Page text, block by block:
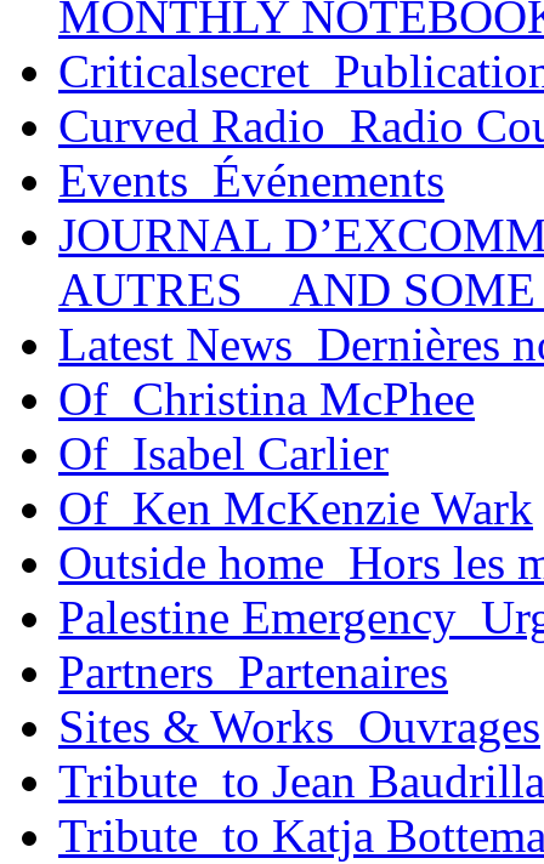
MONTHLY
Curved Radio_Radio
Events_Événements
JOURNAL
AUTRES _ AND
Latest News_Dernières
Of_Christina McPhee
Of_Isabel Carlier
Of_Ken McKenzie Wark
Outside home_Hors les
Palestine
Partners_Partenaires
Sites & Works_Ouvrages
Tribute_to Jean
Tribute_to Katja